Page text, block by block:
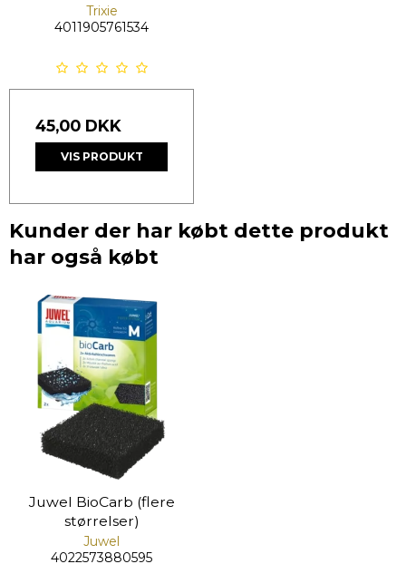
Trixie
4011905761534
45,00 DKK
VIS PRODUKT
Kunder der har købt dette produkt
har også købt
Juwel BioCarb (flere
størrelser)
Juwel
4022573880595